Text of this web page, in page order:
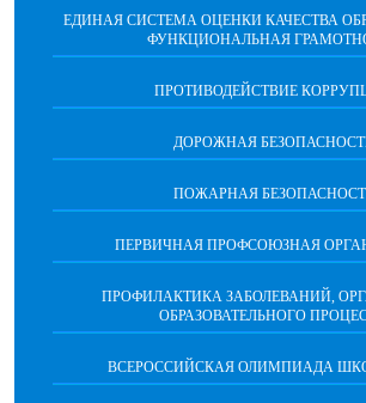
ЕДИНАЯ СИСТЕМА ОЦЕНКИ КАЧЕСТВА
ФУНКЦИОНАЛЬНАЯ
ПРОТИВОДЕЙСТВИЕ
ДОРОЖНАЯ
ПОЖАРНАЯ
ПЕРВИЧНАЯ ПРОФСОЮЗНАЯ
ПРОФИЛАКТИКА ЗАБОЛЕВАНИЙ,
ОБРАЗОВАТЕЛЬНОГО
ВСЕРОССИЙСКАЯ ОЛИМПИАДА